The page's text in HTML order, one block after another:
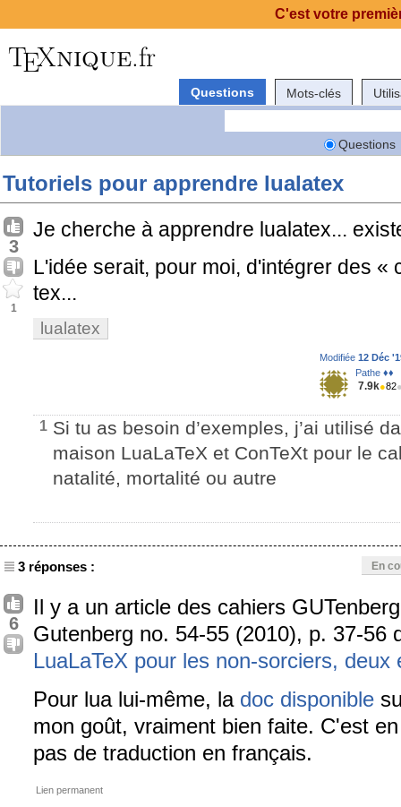
Questions Mots-clés
Questions
Tutoriels pour apprendre lualatex
3
1
Je cherche à apprendre lualatex...
L'idée serait, pour moi, d'intégrer des «
tex...
lualatex
Modifiée 12 Déc
Pathe ♦♦
7.9k●82
1 Si tu as besoin d’exemples, j’ai utilisé
maison LuaLaTeX et ConTeXt pour le
natalité, mortalité ou autre
3 réponses : En
6
Il y a un article des cahiers
Gutenberg no. 54-55 (2010), p. 37-56
LuaLaTeX pour les non-sorciers, deux
Pour lua lui-même, la doc disponible
mon goût, vraiment bien faite. C'est
pas de traduction en français.
Lien permanent
C'est votre